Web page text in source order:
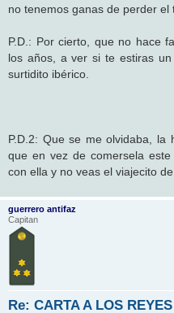
no tenemos ganas de perder el
P.D.: Por cierto, que no hace
los años, a ver si te estiras
surtidito ibérico.
P.D.2: Que se me olvidaba, la
que en vez de comersela
con ella y no veas el viajecito
guerrero antifaz
Capitan
Re: CARTA A LOS